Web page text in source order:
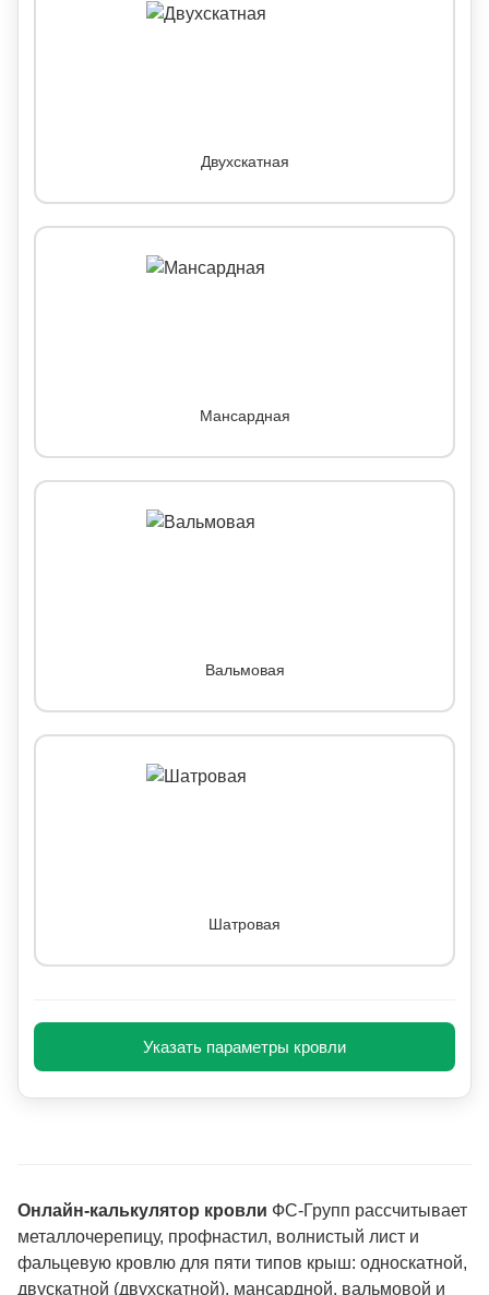
Двухскатная
Мансардная
Вальмовая
Шатровая
Указать параметры кровли
Онлайн-калькулятор кровли ФС-Групп рассчитывает
металлочерепицу, профнастил, волнистый лист и
фальцевую кровлю для пяти типов крыш: односкатной,
двускатной (двухскатной), мансардной, вальмовой и